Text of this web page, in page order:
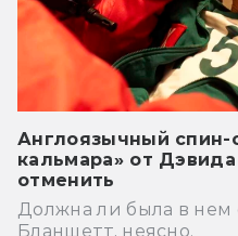
Англоязычный
кальмара» от
отменить
Должна ли была в нем
Бланшетт, неясно.